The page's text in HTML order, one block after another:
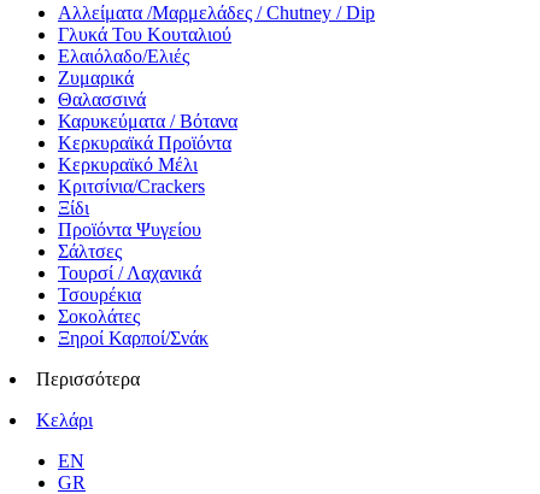
Αλλείματα /Μαρμελάδες / Chutney / Dip
Γλυκά Του Κουταλιού
Ελαιόλαδο/Ελιές
Ζυμαρικά
Θαλασσινά
Καρυκεύματα / Βότανα
Κερκυραϊκά Προϊόντα
Κερκυραϊκό Μέλι
Κριτσίνια/Crackers
Ξίδι
Προϊόντα Ψυγείου
Σάλτσες
Τουρσί / Λαχανικά
Τσουρέκια
Σοκολάτες
Ξηροί Καρποί/Σνάκ
Περισσότερα
Κελάρι
EN
GR